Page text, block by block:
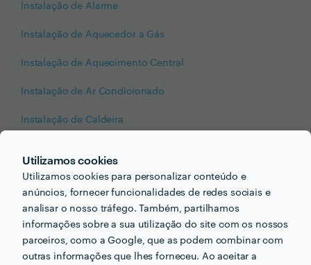
Utilizamos cookies
Utilizamos cookies para personalizar conteúdo e
anúncios, fornecer funcionalidades de redes sociais e
analisar o nosso tráfego. Também, partilhamos
informações sobre a sua utilização do site com os nossos
parceiros, como a Google, que as podem combinar com
outras informações que lhes forneceu. Ao aceitar a
Instalação de Alarme
Instalação de Aquecedor a Gás
Instalação de Aquecimento Central
Instalação de Ar Condicionado
Instalação de Caldeira
Instalação de Deck
Instalação de Esquentador
Instalação de Máquina de Lavar Roupa